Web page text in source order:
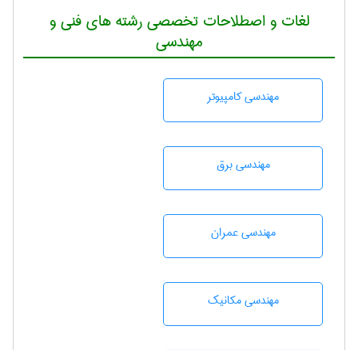
لغات و اصطلاحات تخصصی رشته های فنی و
مهندسی
مهندسی كامپيوتر
مهندسی برق
مهندسی عمران
مهندسی مکانیک